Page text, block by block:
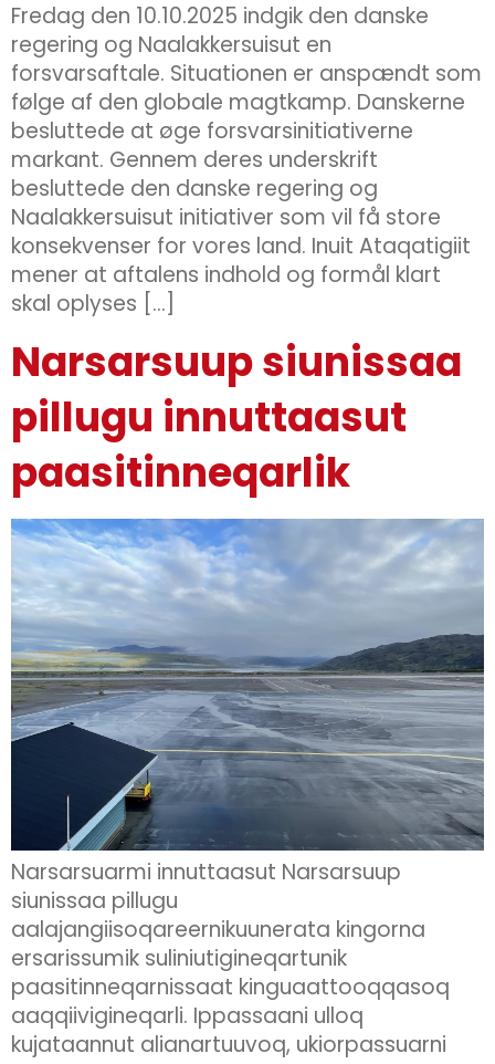
Fredag den 10.10.2025 indgik den danske
regering og Naalakkersuisut en
forsvarsaftale. Situationen er anspændt som
følge af den globale magtkamp. Danskerne
besluttede at øge forsvarsinitiativerne
markant. Gennem deres underskrift
besluttede den danske regering og
Naalakkersuisut initiativer som vil få store
konsekvenser for vores land. Inuit Ataqatigiit
mener at aftalens indhold og formål klart
skal oplyses […]
Narsarsuup siunissaa
pillugu innuttaasut
paasitinneqarlik
Narsarsuarmi innuttaasut Narsarsuup
siunissaa pillugu
aalajangiisoqareernikuunerata kingorna
ersarissumik suliniutigineqartunik
paasitinneqarnissaat kinguaattooqqasoq
aaqqiivigineqarli. Ippassaani ulloq
kujataannut alianartuuvoq, ukiorpassuarni